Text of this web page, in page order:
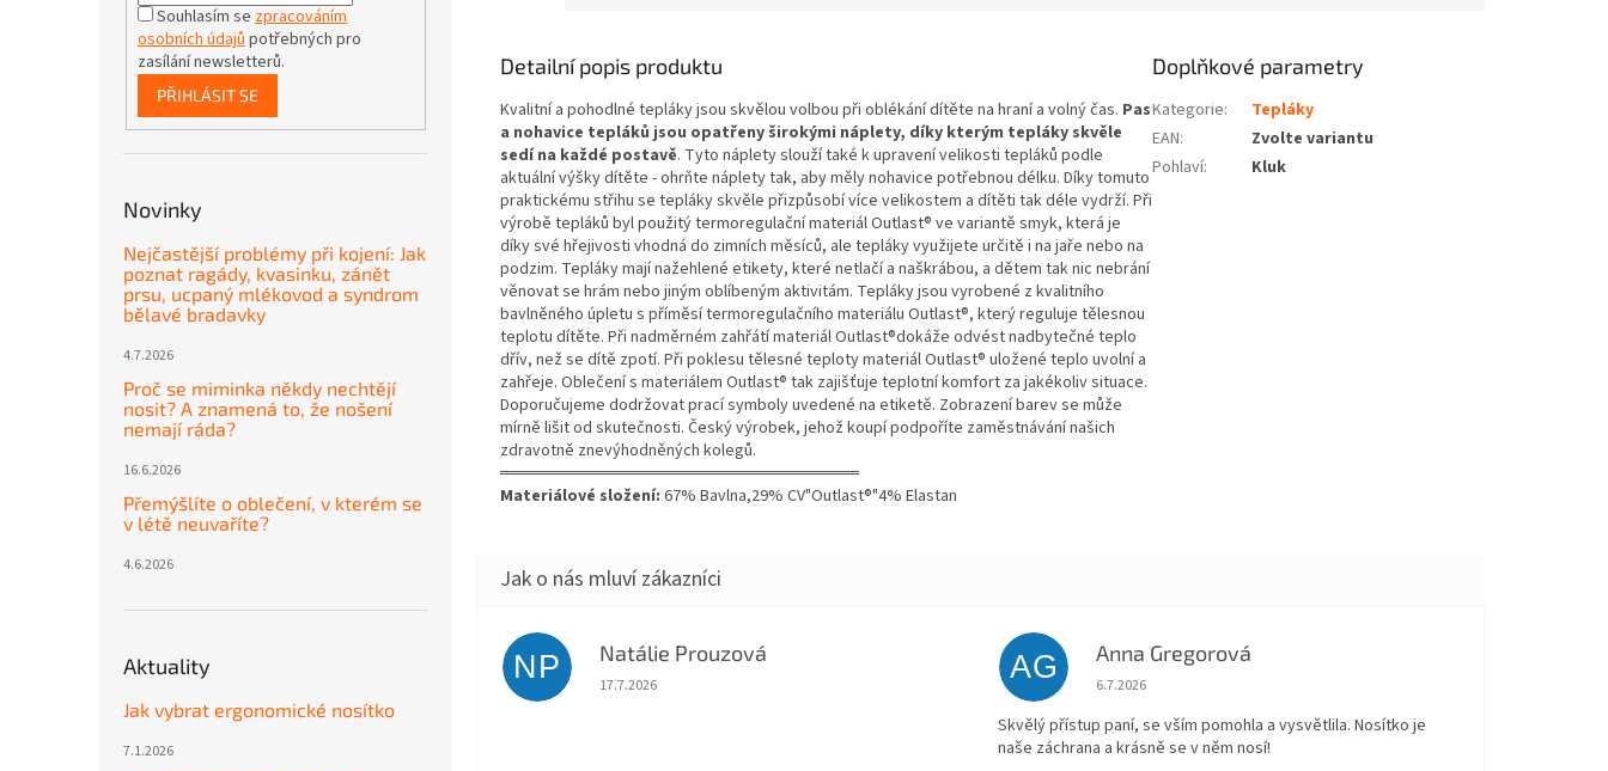
Souhlasím se zpracováním
osobních údajů potřebných pro
zasílání newsletterů.
PŘIHLÁSIT SE
Novinky
Nejčastější problémy při kojení: Jak
poznat ragády, kvasinku, zánět
prsu, ucpaný mlékovod a syndrom
bělavé bradavky
4.7.2026
Proč se miminka někdy nechtějí
nosit? A znamená to, že nošení
nemají ráda?
16.6.2026
Přemýšlíte o oblečení, v kterém se
v létě neuvaříte?
4.6.2026
Aktuality
Jak vybrat ergonomické nosítko
7.1.2026
Detailní popis produktu
Kvalitní a pohodlné tepláky jsou skvělou volbou při oblékání dítěte na hraní a volný čas. Pas
a nohavice tepláků jsou opatřeny širokými náplety, díky kterým tepláky skvěle
sedí na každé postavě. Tyto náplety slouží také k upravení velikosti tepláků podle
aktuální výšky dítěte - ohrňte náplety tak, aby měly nohavice potřebnou délku. Díky tomuto
praktickému střihu se tepláky skvěle přizpůsobí více velikostem a dítěti tak déle vydrží. Při
výrobě tepláků byl použitý termoregulační materiál Outlast® ve variantě smyk, která je
díky své hřejivosti vhodná do zimních měsíců, ale tepláky využijete určitě i na jaře nebo na
podzim. Tepláky mají nažehlené etikety, které netlačí a naškrábou, a dětem tak nic nebrání
věnovat se hrám nebo jiným oblíbeným aktivitám. Tepláky jsou vyrobené z kvalitního
bavlněného úpletu s příměsí termoregulačního materiálu Outlast®, který reguluje tělesnou
teplotu dítěte. Při nadměrném zahřátí materiál Outlast®dokáže odvést nadbytečné teplo
dřív, než se dítě zpotí. Při poklesu tělesné teploty materiál Outlast® uložené teplo uvolní a
zahřeje. Oblečení s materiálem Outlast® tak zajišťuje teplotní komfort za jakékoliv situace.
Doporučujeme dodržovat prací symboly uvedené na etiketě. Zobrazení barev se může
mírně lišit od skutečnosti. Český výrobek, jehož koupí podpoříte zaměstnávání našich
zdravotně znevýhodněných kolegů.
══════════════════════════════
Materiálové složení: 67% Bavlna,29% CV"Outlast®"4% Elastan
Doplňkové parametry
Kategorie:
Tepláky
EAN:
Zvolte variantu
Pohlaví: Kluk
NP Natálie Prouzová
Hodnocení obchodu je 5 z 5 hvězdiček.
17.7.2026
AG Anna Gregorová
Hodnocení obchodu je 5 z 5 hvězdiček.
6.7.2026
Skvělý přístup paní, se vším pomohla a vysvětlila. Nosítko je
naše záchrana a krásně se v něm nosí!